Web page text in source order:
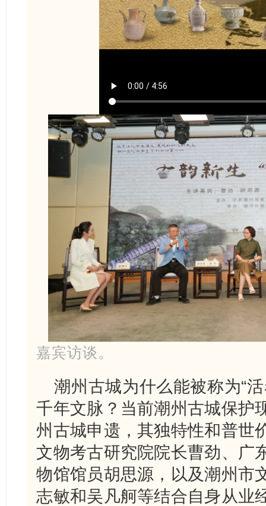
嘉宾访谈。
潮州古城为什么能被称为“
千年文脉？当前潮州古城保护
州古城申遗，其独特性和普世
文物考古研究院院长曹劲、广
物馆馆员胡思源，以及潮州市
志敏和吴凡舸等结合自身从业